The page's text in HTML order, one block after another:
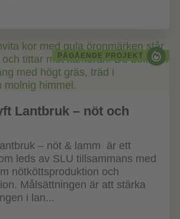
PÅGÅENDE PROJEKT
Lantbruk – nöt och
– nöt & lamm är ett
leds av SLU tillsammans med
nötköttsproduktion och
Målsättningen är att stärka
i lan...